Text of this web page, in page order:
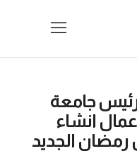
جامعة
انشاء
الجديد